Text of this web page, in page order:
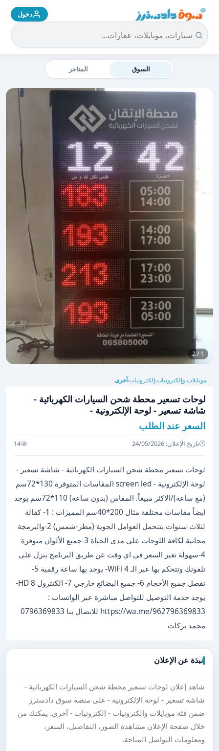
سوق دادسترز الرئيسية دخول
السوق المتاجر
1 / 2
موبايلات وإلكترونيات›إلكترونيات›آخرى
لوحات تسعير محطة شحن السيارات الكهربائية -
شاشة تسعير - لوحة الإلكترونية -
السعر عند الطلب
تاريخ الإعلان: 24/05/2026 14
لوحات تسعير محطة شحن السيارات الكهربائية - شاشة تسعير -
لوحة الإلكترونية - screen led المقاسات المتوفرة 130*72سم
(مع ساعة)/الاكثر مبيعاً. المقاس (بدون ساعة) 110*72سم يوجد
ايضاً مقاسات مختلفة مثال 200*40سم المميزات : 1- كفالة
لثلاث سنوات بتتحمل العوامل الجوية (مطر-شمس) 2-والبرمجة
مجانية لكافة اللوحات على مدى الحياة 3-جميع الألوان متوفرة
4-سهولة تغير السعر في اي وقت عن طريق البرنامج ينزل على
تلفونك وتتحكم بها عبر الـ WiFi 4- يوجد بها ساعة رقمية 5-
تفصل جميع الأحجام 6- جميع البضائع خارجي 7- الكنترول HD 8-
يوجد خدمة التوصيل للتواصل مباشرة عبر الواتساب :
https://wa.me/962796369833 للاتصال بنا 0796369833
محمد بركات
نبذة عن الإعلان
شاهد إعلان لوحات تسعير محطة شحن السيارات الكهربائية -
شاشة تسعير - لوحة الإلكترونية - على منصة سوق دادسترز
ضمن فئة موبايلات وإلكترونيات - إلكترونيات - آخرى. يمكنك من
خلال صفحة الإعلان مشاهدة الصور، التفاصيل، السعر،
ومعلومات التواصل المتاحة.